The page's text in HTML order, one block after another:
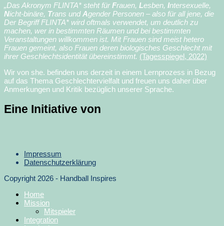
„Das Akronym FLINTA* steht fürFrauen, Lesben, Intersexuelle,
Nicht-binäre, Trans undAgender Personen – also für all jene, die
Der Begriff FLINTA* wird oftmals verwendet, um deutlich zu
machen, wer in bestimmten Räumen und bei bestimmten
Veranstaltungen willkommen ist. Mit Frauen sind meist hetero
Frauen gemeint, also Frauen deren biologisches Geschlecht mit
ihrer Geschlechtsidentität übereinstimmt. (Tagesspiegel, 2022)
Wir von she. befinden uns derzeit in einem Lernprozess in Bezug
auf das Thema Geschlechtervielfalt und freuen uns daher über
Anmerkungen und Kritik bezüglich unserer Sprache.
Eine Initiative von
Impressum
Datenschutzerklärung
Copyright 2026 - Handball Inspires
Home
Mission
Mitspieler
Integration